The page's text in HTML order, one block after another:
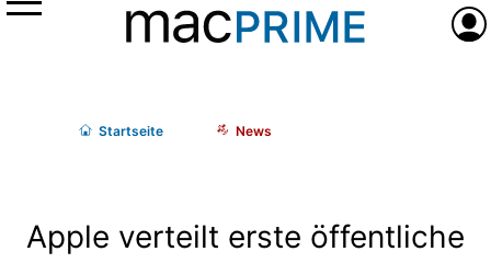
Menü
Startseite News
Apple verteilt erste öffentliche